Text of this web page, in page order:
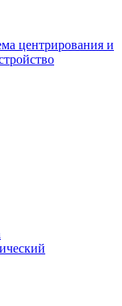
центрирования и